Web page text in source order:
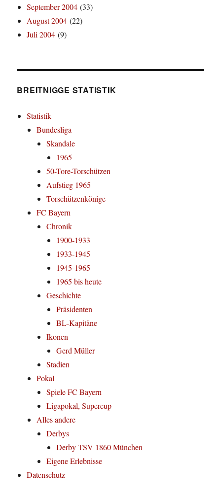
September 2004 (33)
August 2004 (22)
Juli 2004 (9)
BREITNIGGE STATISTIK
Statistik
Bundesliga
Skandale
1965
50-Tore-Torschützen
Aufstieg 1965
Torschützenkönige
FC Bayern
Chronik
1900-1933
1933-1945
1945-1965
1965 bis heute
Geschichte
Präsidenten
BL-Kapitäne
Ikonen
Gerd Müller
Stadien
Pokal
Spiele FC Bayern
Ligapokal, Supercup
Alles andere
Derbys
Derby TSV 1860 München
Eigene Erlebnisse
Datenschutz